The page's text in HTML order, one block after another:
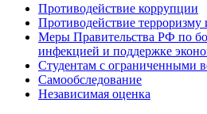
Противодействие коррупции
Противодействие терроризму
Меры Правительства РФ по
инфекцией и поддержке
Студентам с ограниченными
Самообследование
Независимая оценка